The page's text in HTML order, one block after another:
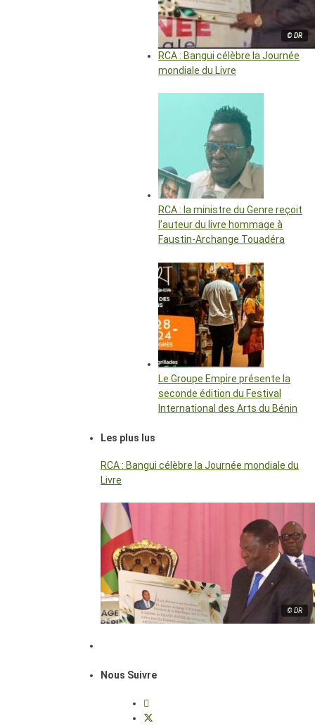
© DR
RCA : Bangui célèbre la Journée
mondiale du Livre
RCA : la ministre du Genre reçoit
l’auteur du livre hommage à
Faustin-Archange Touadéra
Le Groupe Empire présente la
seconde édition du Festival
International des Arts du Bénin
Les plus lus
RCA : Bangui célèbre la Journée mondiale du
Livre
© DR
Nous Suivre